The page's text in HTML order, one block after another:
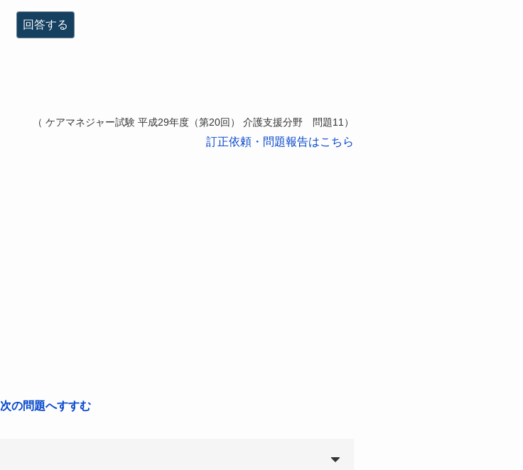
回答する
（ ケアマネジャー試験 平成29年度（第20回） 介護支援分野 問題11）
訂正依頼・問題報告はこちら
次の問題へすすむ